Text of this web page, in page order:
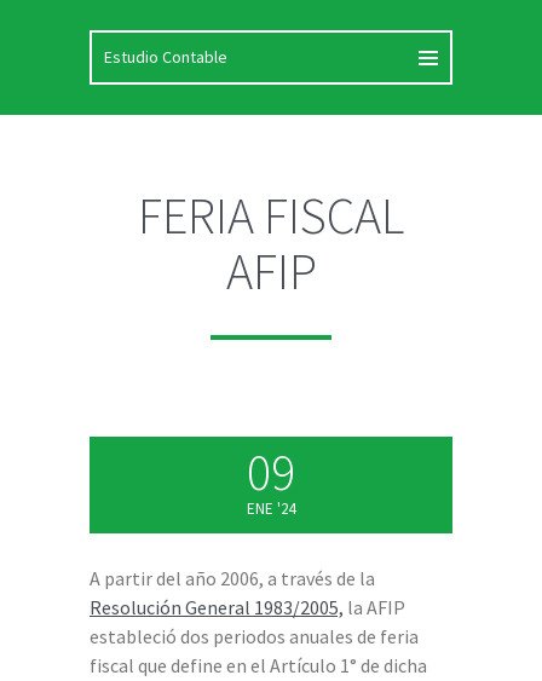
FERIA FISCAL
AFIP
09
ENE '24
A partir del año 2006, a través de la
Resolución General 1983/2005, la AFIP
estableció dos periodos anuales de feria
fiscal que define en el Artículo 1° de dicha